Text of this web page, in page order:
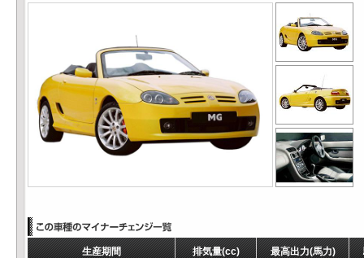
生産期間 排気量(cc) 最高出力(馬力)